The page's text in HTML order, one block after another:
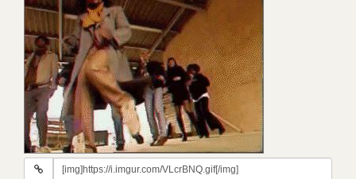
URL